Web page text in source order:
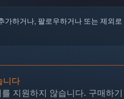
가하거나, 팔로우하거나 또는 제외
니다
지원하지 않습니다. 구매하